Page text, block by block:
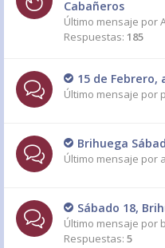
Cabañeros
Último mensaje por
Respuestas: 185
15 de Febrero,
Último mensaje por
Brihuega
Último mensaje por
Sábado 18,
Último mensaje por
Respuestas: 5